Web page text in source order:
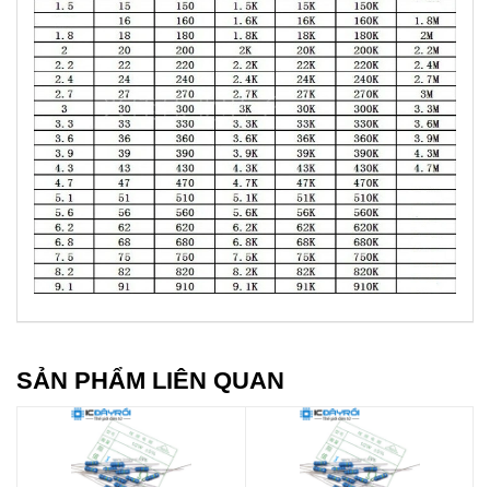
SẢN PHẨM LIÊN QUAN